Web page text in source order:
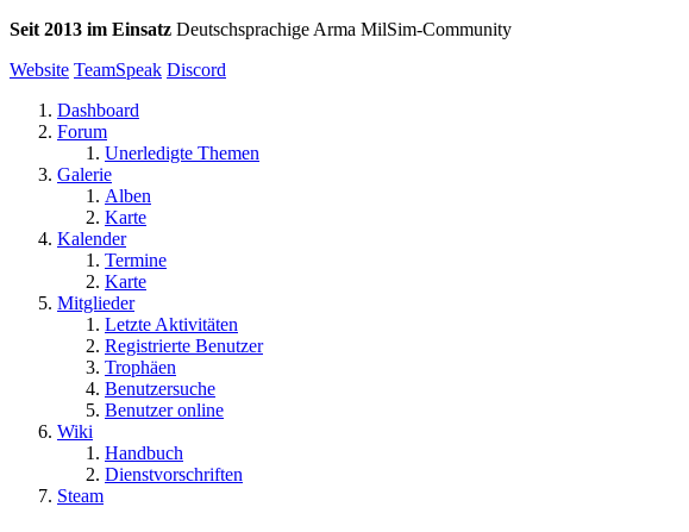
Seit 2013 im Einsatz Deutschsprachige Arma MilSim-Community
Website TeamSpeak Discord
Dashboard
Forum
Unerledigte Themen
Galerie
Alben
Karte
Kalender
Termine
Karte
Mitglieder
Letzte Aktivitäten
Registrierte Benutzer
Trophäen
Benutzersuche
Benutzer online
Wiki
Handbuch
Dienstvorschriften
Steam